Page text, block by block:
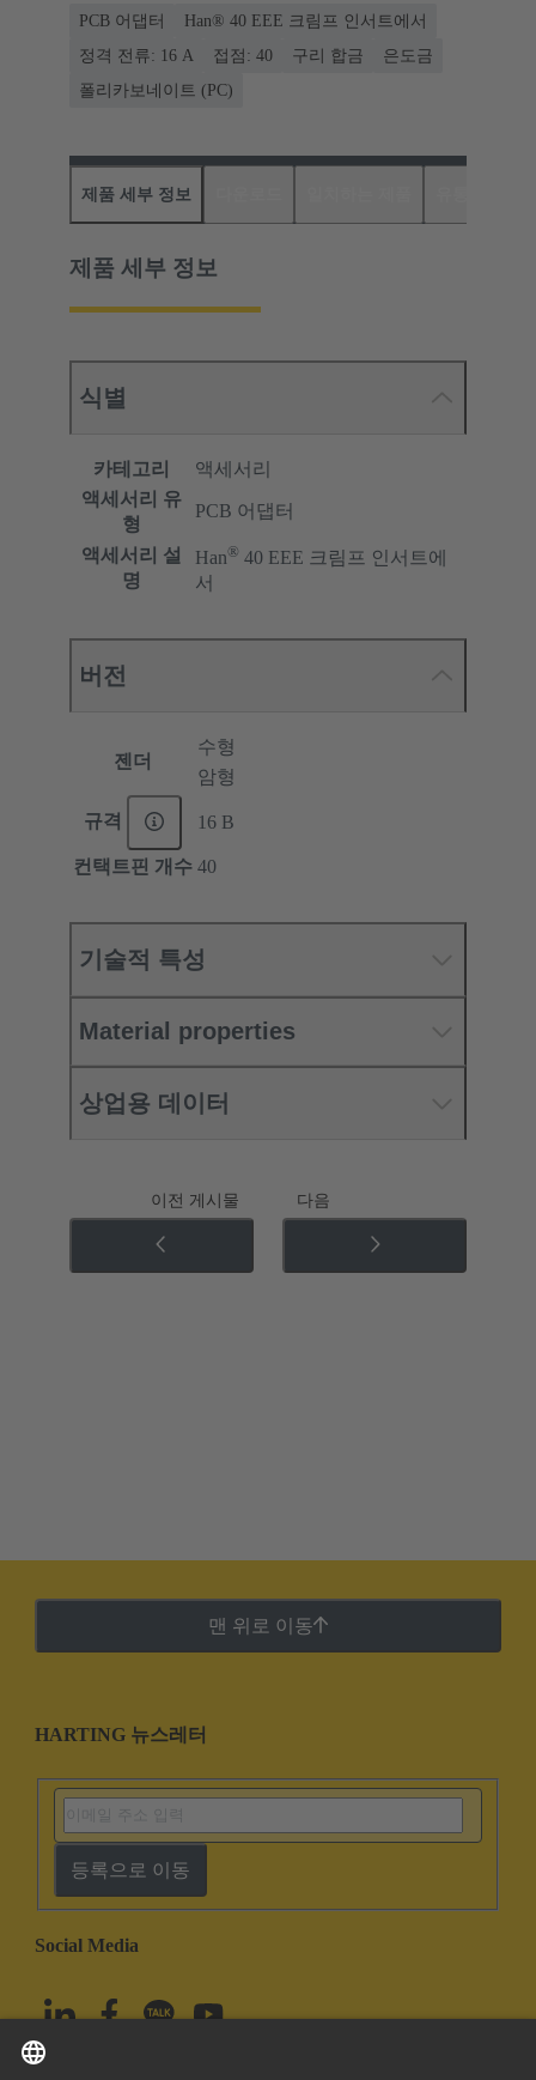
PCB 어댑터
Han® 40 EEE 크림프 인서트에서
정격 전류: ‌16 A
접점: 40 구리 합금
은도금
폴리카보네이트 (PC)
제품 세부 정보
제품 세부 정보
식별
카테고리
액세서리
액세서리 유
형
PCB 어댑터
액세서리 설
명
Han® 40 EEE 크림프 인서트에
서
버전
젠더
수형
암형
규격 16 B
컨택트핀 개수 40
기술적 특성
Material properties
상업용 데이터
이전 게시물 다음
맨 위로 이동
HARTING 뉴스레터
등록으로 이동
Social Media